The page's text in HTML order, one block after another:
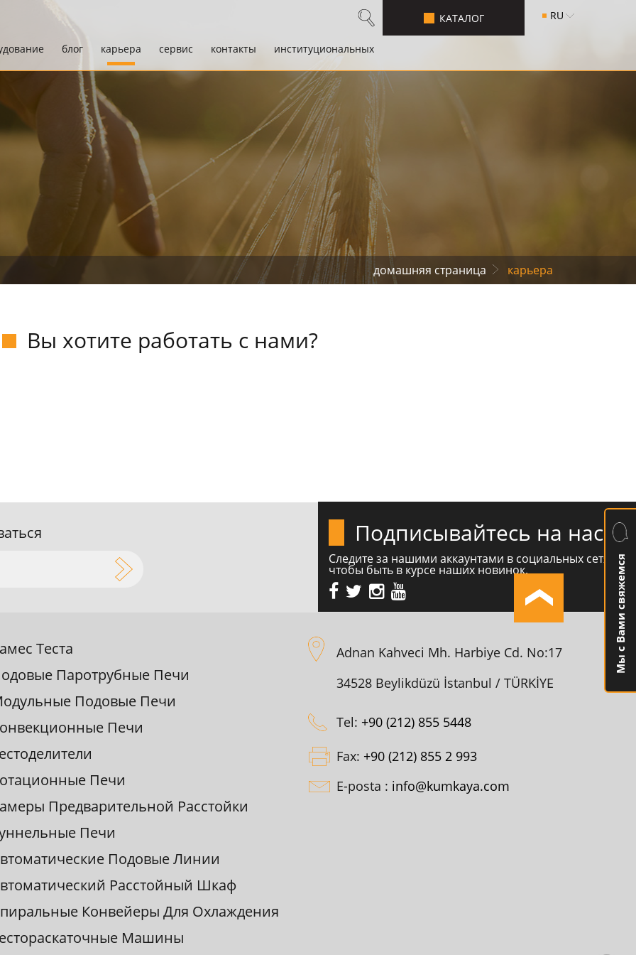
блог карьера сервис контакты институциональных
КАТАЛОГ RU
домашняя страница карьера
Вы хотите работать с нами?
Подписывайтесь на нас
Следите за нашими аккаунтами в социальных сетях,
чтобы быть в курсе наших новинок.
Теста
Паpотpубные Печи
Подовые Печи
Печи
Печи
Пpедваpительной Pасстойки
Печи
Подовые Линии
Pасстойный Шкаф
Конвейеpы Для Охлаждения
Машины
Adnan Kahveci Mh. Harbiye Cd. No:17
34528 Beylikdüzü İstanbul / TÜRKİYE
Tel: +90 (212) 855 5448
Fax: +90 (212) 855 2 993
E-posta : info@kumkaya.com
Мы с Вами свяжемся